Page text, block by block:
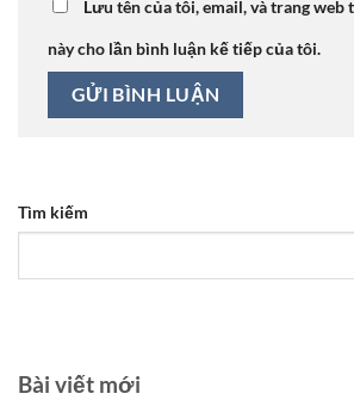
Lưu tên của tôi, email, và trang
này cho lần bình luận kế tiếp của tôi.
Tìm kiếm
Bài viết mới